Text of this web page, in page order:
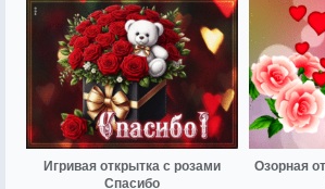
Игривая открытка с розами
Спасибо
Озорная